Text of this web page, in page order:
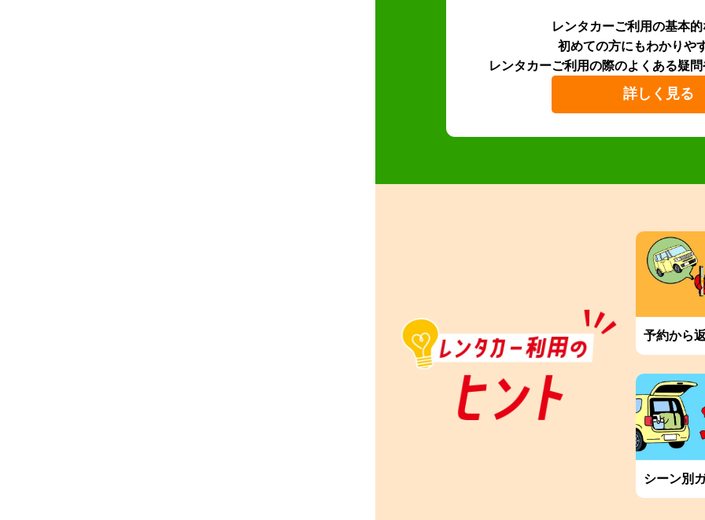
レンタカーご利用の基本
初めての方にもわかりや
レンタカーご利用の際のよくある疑問
詳しく見る
予約から
シーン別